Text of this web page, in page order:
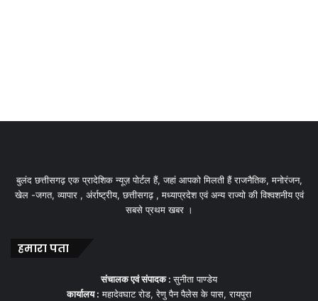
बुलंद छत्तीसगढ़ एक प्रादेशिक न्यूज़ पोर्टल हैं, जहां आपको मिलती हैं राजनैतिक, मनोरंजन,
खेल -जगत, व्यापार , अंर्राष्ट्रीय, छत्तीसगढ़ , मध्याप्रदेश एवं अन्य राज्यो की विश्वशनीय एवं
सबसे प्रथम खबर ।
हमारा पता
संचालक एवं संपादक :सुनीता पाण्डेय
कार्यालय : महादेवघाट रोड, रेणु पैन पैलेस के पास, रायपुरा